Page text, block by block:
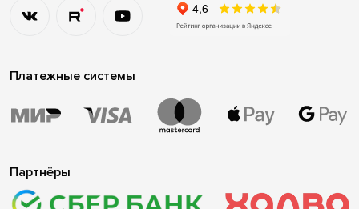
Платежные системы
Партнёры